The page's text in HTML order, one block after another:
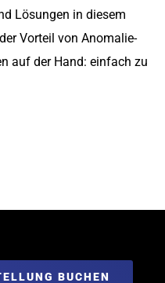
Lösungen in diesem
Vorteil von Anomalie-
auf der Hand: einfach zu
BUCHEN